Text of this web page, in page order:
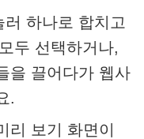
러 하나로 합치고
두 선택하거나,
을 끌어다가 웹사
.
리 보기 화면이